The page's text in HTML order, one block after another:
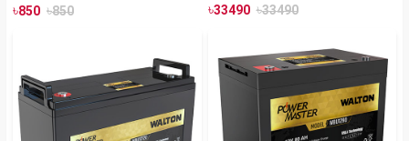
৳850 ৳850 ৳33490 ৳33490